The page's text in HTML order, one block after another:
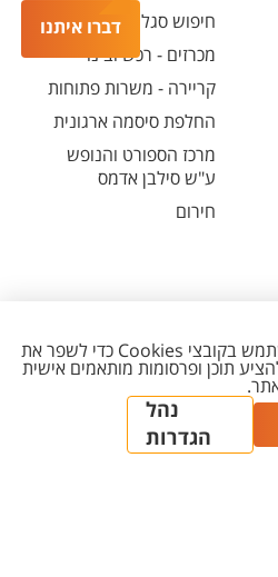
דברו איתנו
חיפוש סגל ופרטי קשר
מכרזים - רכש ובינוי
קריירה - משרות פתוחות
החלפת סיסמה ארגונית
מרכז הספורט והנופש
ע"ש סילבן אדמס
חירום
מדיניות עריכת
תוכן